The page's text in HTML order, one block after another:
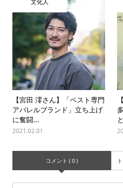
【宮田 澪さん】「ベスト専門
アパレルブランド」立ち上げ
に奮闘...
2021.02.01
コメント ( 0 )